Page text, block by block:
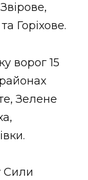
Горіхове.
ворог 15
Зелене
Сили